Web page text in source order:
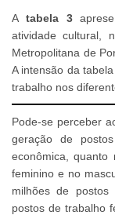
A tabela 3
atividade cultural,
Metropolitana de
A intensão da
trabalho nos
Pode-se perceber
geração de
econômica, quanto
feminino e no
milhões de
postos de trabalho